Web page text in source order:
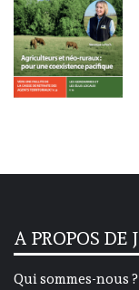
A PROPOS DE
Qui sommes-nous ?